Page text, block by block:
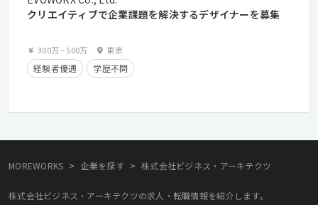
クリエイティブで企業課題を解決するデザイナーを募集
300万~500万 東京
経験者優遇 学歴不問
MOREWORKS > 企業を探す > 株式会社ビジネス・アーキテクツ
株式会社ビジネス・アーキテクツの求人・転職情報を紹介します。